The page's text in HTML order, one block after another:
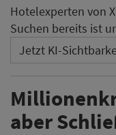
Hotelexperten von
Suchen bereits ist
Jetzt KI-
aber